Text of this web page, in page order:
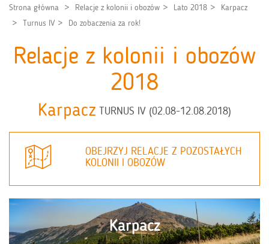
Strona główna Relacje z kolonii i obozów Lato 2018
Karpacz
Turnus IV
Do zobaczenia za rok!
Relacje z kolonii i obozów
2018
Karpacz TURNUS IV (02.08-12.08.2018)
OBEJRZYJ RELACJE Z POZOSTAŁYCH
KOLONII I OBOZÓW